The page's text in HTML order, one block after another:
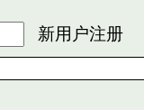
新用户注册